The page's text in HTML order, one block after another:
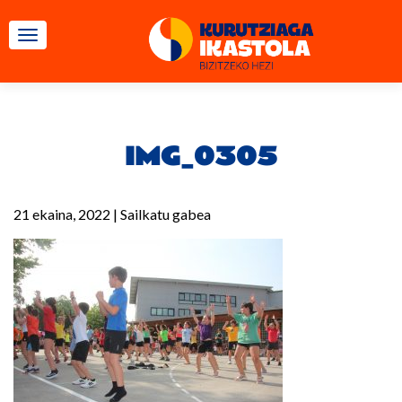
TOGGLE NAVIGATION
IMG_0305
21 ekaina, 2022 | Sailkatu gabea